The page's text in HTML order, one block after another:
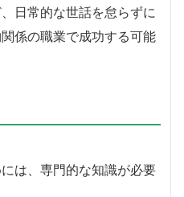
日常的な世話を怠らずに
係の職業で成功する可能
は、専門的な知識が必要